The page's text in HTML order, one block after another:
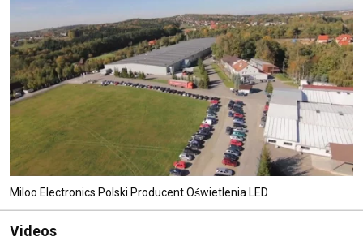
Miloo Electronics Polski Producent Oświetlenia LED
Videos